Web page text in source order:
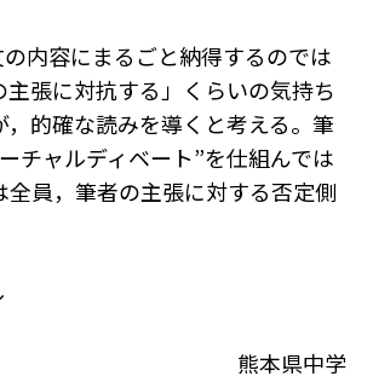
内容にまるごと納得するのでは
主張に対抗する」くらいの気持ち
，的確な読みを導くと考える。筆
チャルディベート”を仕組んでは
全員，筆者の主張に対する否定側
熊本県中学